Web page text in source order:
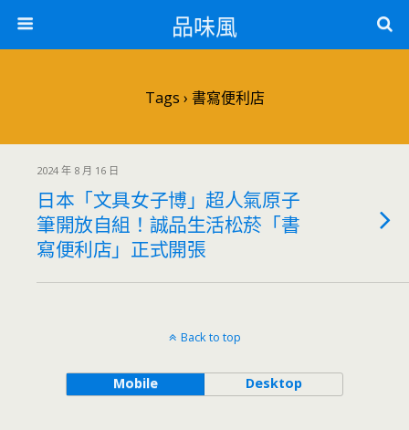
品味風
Tags › 書寫便利店
2024 年 8 月 16 日
日本「文具女子博」超人氣原子
筆開放自組！誠品生活松菸「書
寫便利店」正式開張
Back to top
Mobile Desktop